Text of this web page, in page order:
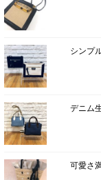
シンプ
デニム
可愛さ